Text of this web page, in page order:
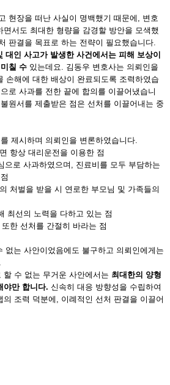
현장을 떠난 사실이 명백했기 때문에, 변호
서도 최대한 형량을 감경할 방안을 모색했
판결을 목표로 하는 전략이 필요했습니다.
대인 사고가 발생한 사건에서는 피해 보상이
칠 수 있는데요. 김동우 변호사는 의뢰인을
손해에 대한 배상이 완료되도록 조력하였습
로 사과를 전한 끝에 합의를 이끌어냈습니
원서를 제출받은 점은 선처를 이끌어내는 중
제시하며 의뢰인을 변론하였습니다.
항상 대리운전을 이용한 점
으로 사과하였으며, 진료비를 모두 부담하는
처벌을 받을 시 연로한 부모님 및 가족들의
최선의 노력을 다하고 있는 점
한 선처를 간절히 바라는 점
없는 사안이었음에도 불구하고 의뢰인에게는
할 수 없는 무거운 사안에서는 최대한의 양형
야만 합니다. 신속히 대응 방향성을 수립하여
조력 덕분에, 이례적인 선처 판결을 이끌어